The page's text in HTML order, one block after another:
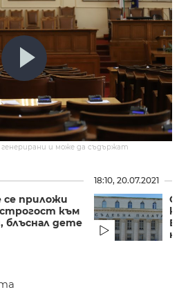
и може да съдържат
приложи
към
блъснал дете
18:10, 20.07.2021